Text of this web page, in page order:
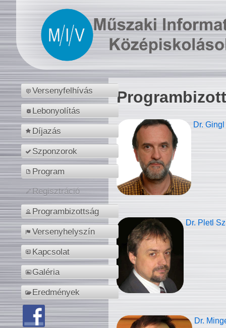
Versenyfelhívás
Lebonyolítás
Díjazás
Szponzorok
Program
Regisztráció
Programbizottság
Versenyhelyszín
Kapcsolat
Galéria
Eredmények
Dr.
Dr. Pletl
Dr.